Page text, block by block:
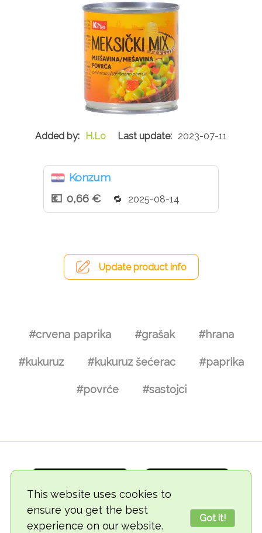
This website uses cookies to
ensure you get the best
experience on our website.
Got it!
H.Lo 2023-07-11
Konzum
0,66 €
2025-08-14
Update product info
#crvena paprika #grašak #hrana
#kukuruz #kukuruz šećerac #paprika
#povrće #sastojci
© 2018-2026 TheVegCat